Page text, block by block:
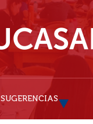
SUGERENCIAS